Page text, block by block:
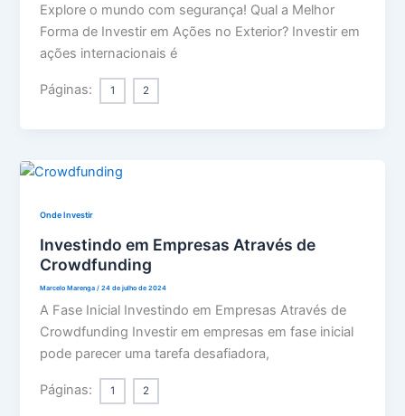
Explore o mundo com segurança! Qual a Melhor
Forma de Investir em Ações no Exterior? Investir em
ações internacionais é
Páginas: 1 2
Onde Investir
Investindo em Empresas Através de
Crowdfunding
Marcelo Marenga/24 de julho de 2024
A Fase Inicial Investindo em Empresas Através de
Crowdfunding Investir em empresas em fase inicial
pode parecer uma tarefa desafiadora,
Páginas: 1 2